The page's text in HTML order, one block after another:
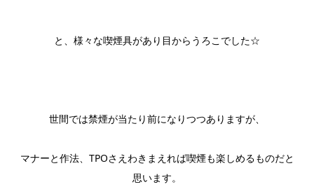
と、様々な喫煙具があり目からうろこでした☆
世間では禁煙が当たり前になりつつありますが、
マナーと作法、TPOさえわきまえれば喫煙も楽しめるものだと
思います。